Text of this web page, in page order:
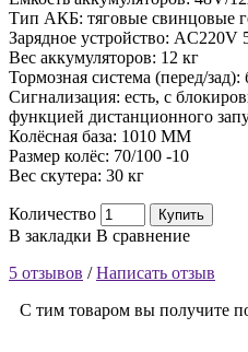
Тип АКБ: тяговые свинцовые
Зарядное устройство: AC220V
Вес аккумуляторов: 12 кг
Тормозная система (перед/зад):
Сигнализация: есть, с
функцией дистанционного
Колёсная база: 1010 ММ
Размер колёс: 70/100 -10
Вес скутера: 30 кг
Количество Купить
В закладки В сравнение
5 отзывов /Написать отзыв
С тим товаром вы получите